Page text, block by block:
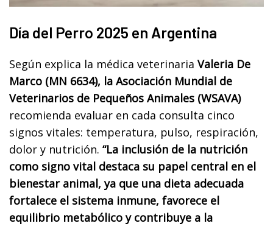
Día del Perro 2025 en Argentina
Según explica la médica veterinaria Valeria De
Marco (MN 6634), la Asociación Mundial de
Veterinarios de Pequeños Animales (WSAVA)
recomienda evaluar en cada consulta cinco
signos vitales: temperatura, pulso, respiración,
dolor y nutrición. “La inclusión de la nutrición
como signo vital destaca su papel central en el
bienestar animal, ya que una dieta adecuada
fortalece el sistema inmune, favorece el
equilibrio metabólico y contribuye a la